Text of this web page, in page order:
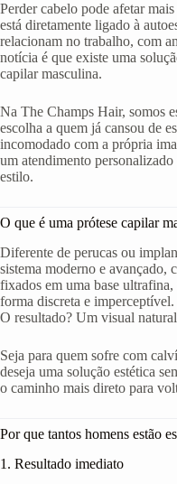
Perder cabelo pode afetar
está diretamente ligado à
relacionam no trabalho, com
notícia é que existe uma
capilar masculina.
Na The Champs Hair, somos
escolha a quem já cansou de
incomodado com a própria
um atendimento
estilo.
O que é uma prótese capilar
Diferente de perucas ou
sistema moderno e avançado,
fixados em uma base
forma discreta e imperceptível.
O resultado? Um visual
Seja para quem sofre com
deseja uma solução estética
o caminho mais direto para
Por que tantos homens estão
1. Resultado imediato